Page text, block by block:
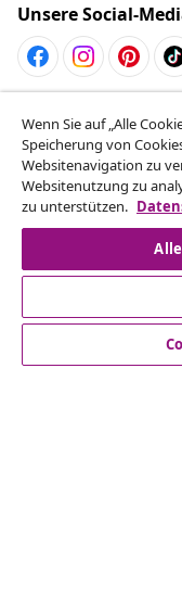
Unsere Social-
Vom Vertrag
Reiche einen
ein.
Vom
Kundenservice
Wenn Sie auf „Alle
Speicherung von
Websitenavigation zu
Websitenutzung zu
zu unterstützen.